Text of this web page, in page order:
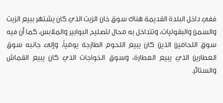
ففي داخل البلدة القديمة هناك سوق خان الزيت الذي كان يشتهر ببيع الزيت
والسمن والبقوليات، وتتداخل به محال لتصليح البوابير والملابس، كما أن فيه
سوق اللحامين الذين كان يبيع اللحوم الطازجة يومياً، وإلى جانبه سوق
العطارين الذي يبيع العطارة، وسوق الخواجات الذي كان يبيع القماش
والستائر.